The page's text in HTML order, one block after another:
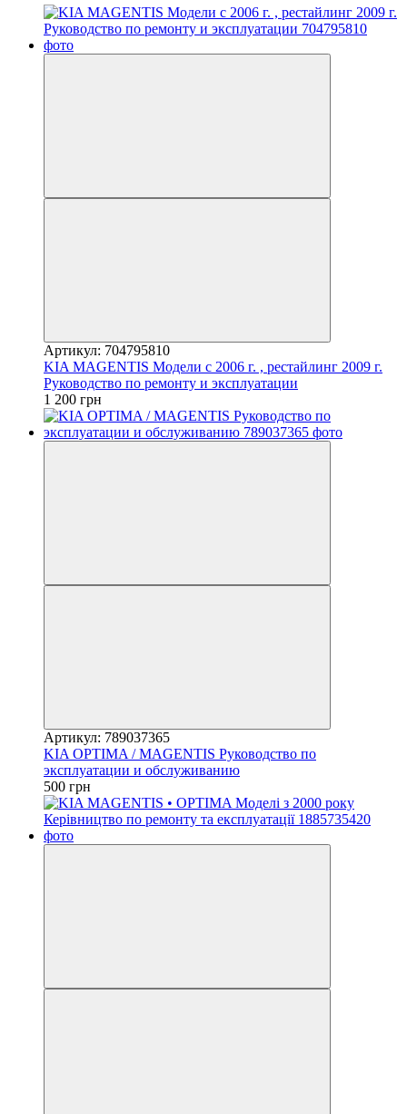
Артикул: 704795810
KIA MAGENTIS Модели с 2006 г. , рестайлинг 2009 г.
Руководство по ремонту и эксплуатации
1 200 грн
Артикул: 789037365
KIA OPTIMA / MAGENTIS Руководство по
эксплуатации и обслуживанию
500 грн